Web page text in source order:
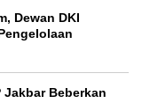
Dewan DKI
Jakbar Beberkan